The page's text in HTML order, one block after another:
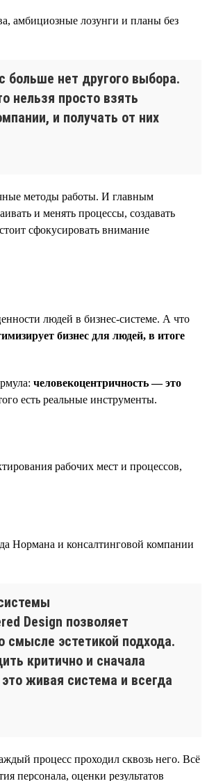
амбициозные лозунги и планы без
нет другого выбора.
нельзя просто взять
и получать от них
методы работы. И главным
и менять процессы, создавать
сфокусировать внимание
людей в бизнес-системе. А что
бизнес для людей, в итоге
человекоцентричность — это
есть реальные инструменты.
рабочих мест и процессов,
Нормана и консалтинговой компании
Design позволяет
эстетикой подхода.
критично и сначала
живая система и всегда
процесс проходил сквозь него. Всё
персонала, оценки результатов